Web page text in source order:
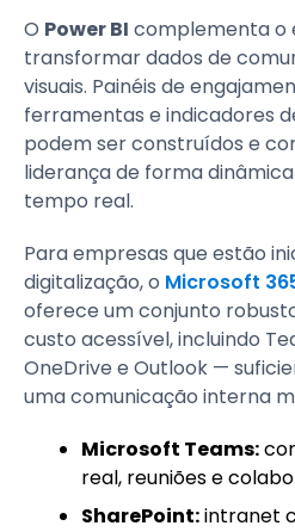
O Power BI complementa o
transformar dados de
visuais. Painéis de
ferramentas e indicadores
podem ser construídos e
liderança de forma
tempo real.
Para empresas que estão
digitalização, o Microsoft
oferece um conjunto
custo acessível, incluindo
OneDrive e Outlook —
uma comunicação interna
Microsoft Teams:
real, reuniões e
SharePoint:intranet